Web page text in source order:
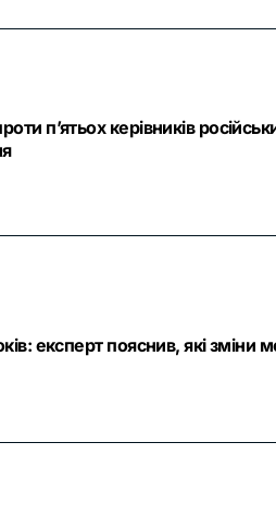
п’ятьох керівників
експерт пояснив, які зміни